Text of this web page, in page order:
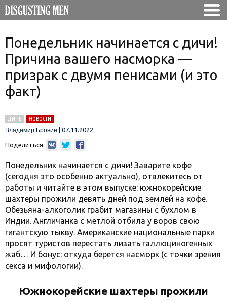
Понедельник начинается с дичи!
Причина вашего насморка —
призрак с двумя пенисами (и это
факт)
ДИЧЬ
НОВОСТИ
Владимир Бровин
07.11.2022
Поделиться:
Понедельник начинается с дичи! Заварите кофе
(сегодня это особенно актуально), отвлекитесь от
работы и читайте в этом выпуске: южнокорейские
шахтеры прожили девять дней под землей на кофе.
Обезьяна-алкоголик грабит магазины с бухлом в
Индии. Англичанка с метлой отбила у воров свою
гигантскую тыкву. Американские национальные парки
просят туристов перестать лизать галлюциногенных
жаб… И бонус: откуда берется насморк (с точки зрения
секса и мифологии).
Южнокорейские шахтеры прожили